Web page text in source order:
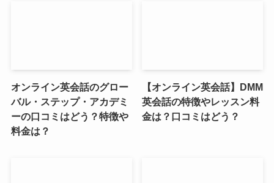
オンライン英会話のグロー
バル・ステップ・アカデミ
ーの口コミはどう？特徴や
料金は？
【オンライン英会話】DMM
英会話の特徴やレッスン料
金は？口コミはどう？